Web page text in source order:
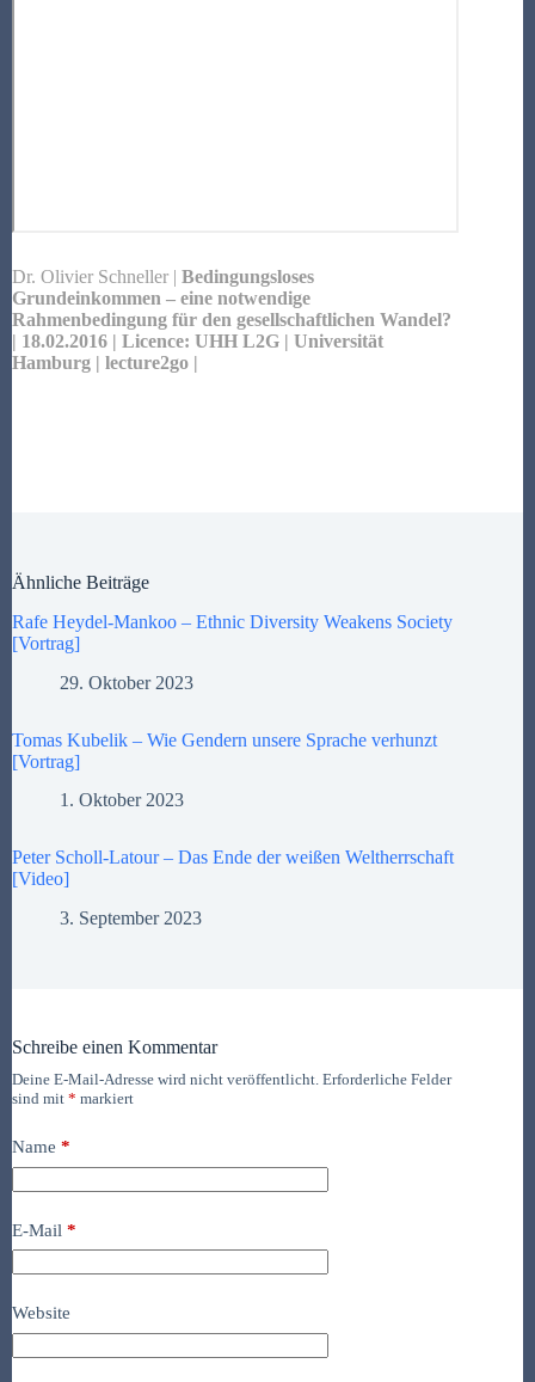
Dr. Olivier Schneller | Bedingungsloses
Grundeinkommen – eine notwendige
Rahmenbedingung für den gesellschaftlichen Wandel?
| 18.02.2016 | Licence: UHH L2G | Universität
Hamburg | lecture2go |
Ähnliche Beiträge
Rafe Heydel-Mankoo – Ethnic Diversity Weakens Society
[Vortrag]
29. Oktober 2023
Tomas Kubelik – Wie Gendern unsere Sprache verhunzt
[Vortrag]
1. Oktober 2023
Peter Scholl-Latour – Das Ende der weißen Weltherrschaft
[Video]
3. September 2023
Schreibe einen Kommentar
Deine E-Mail-Adresse wird nicht veröffentlicht. Erforderliche Felder
sind mit * markiert
Name *
E-Mail *
Website